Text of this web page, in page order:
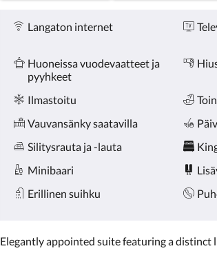
Palvelut
Langaton internet
Huoneissa vuodevaatteet ja
pyyhkeet
Ilmastoitu
Vauvansänky saatavilla
Silitysrauta ja -lauta
Minibaari
Erillinen suihku
Elegantly appointed suite featuring a distinct